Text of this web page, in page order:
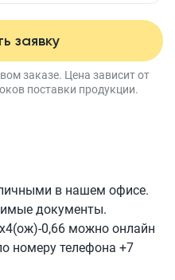
заявку
заказе. Цена зависит от
поставки продукции.
в нашем офисе.
документы.
0,66 можно онлайн
номеру телефона +7